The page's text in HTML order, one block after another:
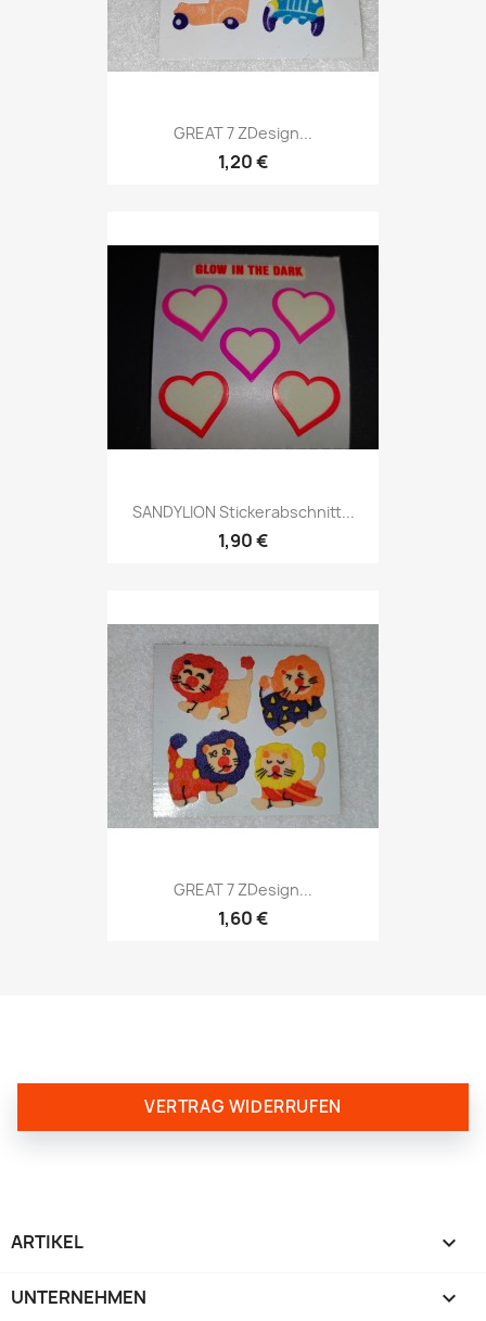
GREAT 7 ZDesign...
1,20 €
SANDYLION Stickerabschnitt...
1,90 €
GREAT 7 ZDesign...
1,60 €
VERTRAG WIDERRUFEN
ARTIKEL 
UNTERNEHMEN 